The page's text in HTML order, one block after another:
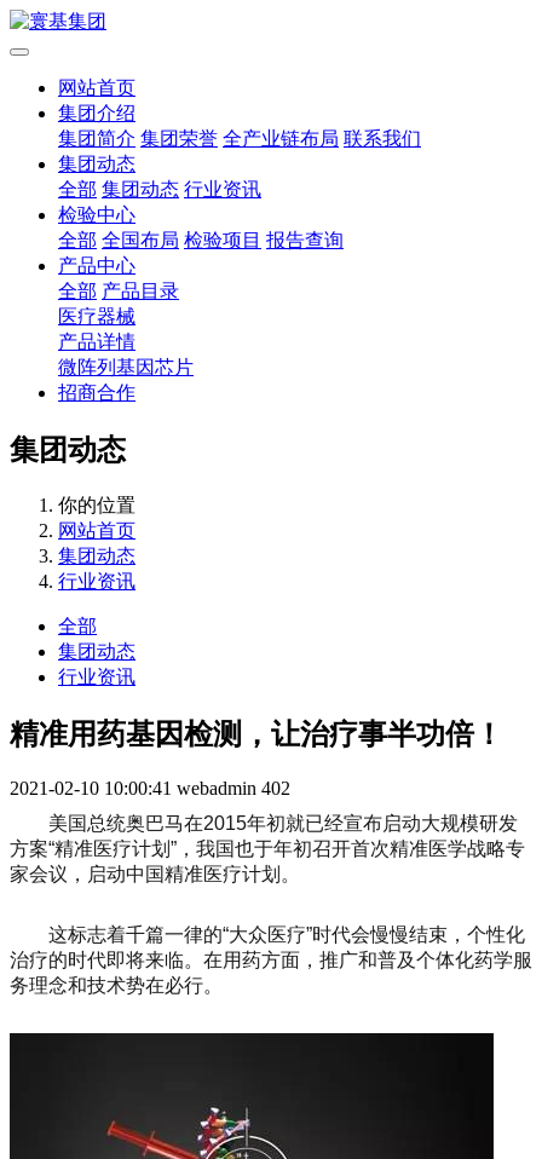
网站首页
集团介绍
集团简介 集团荣誉 全产业链布局 联系我们
集团动态
全部 集团动态 行业资讯
检验中心
全部 全国布局 检验项目 报告查询
产品中心
全部 产品目录
医疗器械
产品详情
微阵列基因芯片
招商合作
集团动态
你的位置
网站首页
集团动态
行业资讯
全部
集团动态
行业资讯
精准用药基因检测，让治疗事半功倍！
2021-02-10 10:00:41 webadmin 402
美国总统奥巴马在2015年初就已经宣布启动大规模研发
方案“精准医疗计划”，我国也于年初召开首次精准医学战略专
家会议，启动中国精准医疗计划。
这标志着千篇一律的“大众医疗”时代会慢慢结束，个性化
治疗的时代即将来临。在用药方面，推广和普及个体化药学服
务理念和技术势在必行。